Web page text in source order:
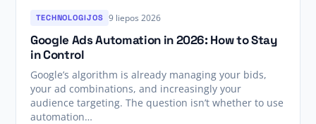
TECHNOLOGIJOS 9 liepos 2026
Google Ads Automation in 2026: How to Stay
in Control
Google’s algorithm is already managing your bids,
your ad combinations, and increasingly your
audience targeting. The question isn’t whether to use
automation…